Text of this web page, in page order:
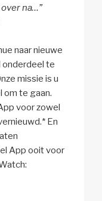
na…”
naar nieuwe
onderdeel te
missie is u
om te gaan.
voor zowel
En
App ooit voor